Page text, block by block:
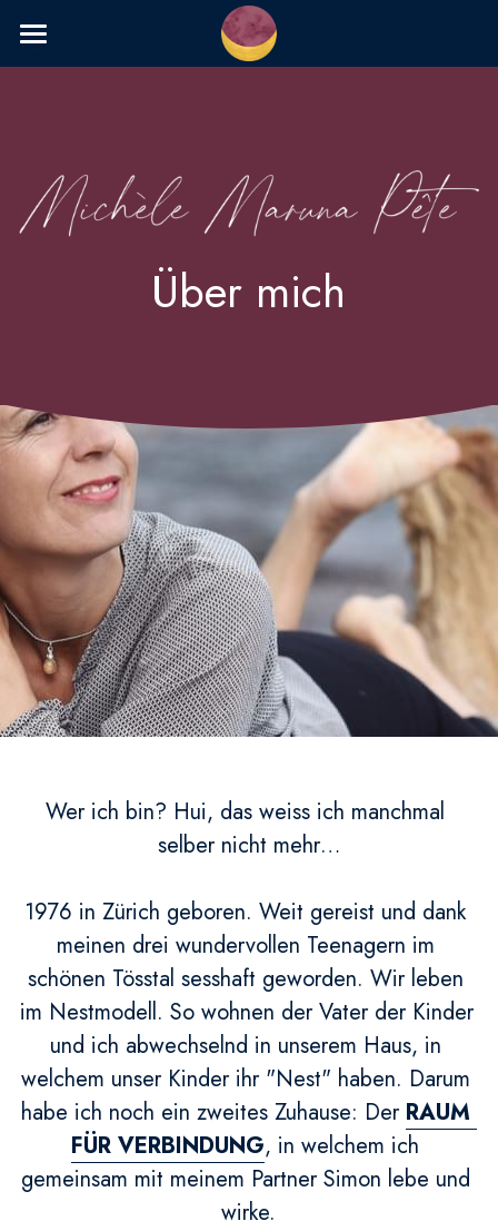
Startseite
Über mich
Blog
Über mich
Wer ich bin? Hui, das weiss ich manchmal
selber nicht mehr…
1976 in Zürich geboren. Weit gereist und dank
meinen drei wundervollen Teenagern im
schönen Tösstal sesshaft geworden. Wir leben
im Nestmodell. So wohnen der Vater der Kinder
und ich abwechselnd in unserem Haus, in
welchem unser Kinder ihr "Nest" haben. Darum
habe ich noch ein zweites Zuhause: Der RAUM
FÜR VERBINDUNG, in welchem ich
gemeinsam mit meinem Partner Simon lebe und
wirke.